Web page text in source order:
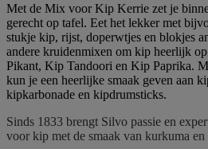
Met de Mix voor Kip Kerrie zet je
gerecht op tafel. Eet het lekker met
stukje kip, rijst, doperwtjes en blokjes
andere kruidenmixen om kip heerlijk
Pikant, Kip Tandoori en Kip Paprika.
kun je een heerlijke smaak geven aan
kipkarbonade en kipdrumsticks.
Sinds 1833 brengt Silvo passie en
voor kip met de smaak van kurkuma en